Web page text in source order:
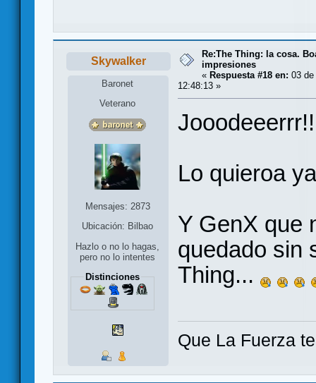
Skywalker
Baronet
Veterano
Mensajes: 2873
Ubicación: Bilbao
Hazlo o no lo hagas,
pero no lo intentes
Distinciones
Re:The Thing: la cosa.
impresiones
« Respuesta #18 en: 03
12:48:13 »
Lo quieroa
Y GenX que
quedado sin
Thing...
Que La Fuerza